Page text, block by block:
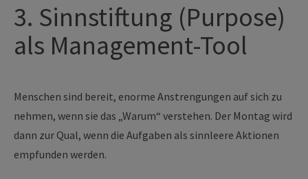
3. Sinnstiftung (Purpose)
als Management-Tool
Menschen sind bereit, enorme Anstrengungen auf sich zu
nehmen, wenn sie das „Warum“ verstehen. Der Montag wird
dann zur Qual, wenn die Aufgaben als sinnleere Aktionen
empfunden werden.